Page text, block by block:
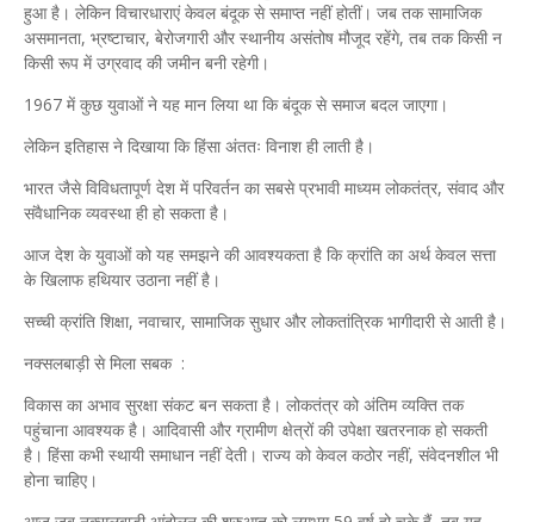
हुआ है। लेकिन विचारधाराएं केवल बंदूक से समाप्त नहीं होतीं। जब तक सामाजिक
असमानता, भ्रष्टाचार, बेरोजगारी और स्थानीय असंतोष मौजूद रहेंगे, तब तक किसी न
किसी रूप में उग्रवाद की जमीन बनी रहेगी।
1967 में कुछ युवाओं ने यह मान लिया था कि बंदूक से समाज बदल जाएगा।
लेकिन इतिहास ने दिखाया कि हिंसा अंततः विनाश ही लाती है।
भारत जैसे विविधतापूर्ण देश में परिवर्तन का सबसे प्रभावी माध्यम लोकतंत्र, संवाद और
संवैधानिक व्यवस्था ही हो सकता है।
आज देश के युवाओं को यह समझने की आवश्यकता है कि क्रांति का अर्थ केवल सत्ता
के खिलाफ हथियार उठाना नहीं है।
सच्ची क्रांति शिक्षा, नवाचार, सामाजिक सुधार और लोकतांत्रिक भागीदारी से आती है।
नक्सलबाड़ी से मिला सबक :
विकास का अभाव सुरक्षा संकट बन सकता है। लोकतंत्र को अंतिम व्यक्ति तक
पहुंचाना आवश्यक है। आदिवासी और ग्रामीण क्षेत्रों की उपेक्षा खतरनाक हो सकती
है। हिंसा कभी स्थायी समाधान नहीं देती। राज्य को केवल कठोर नहीं, संवेदनशील भी
होना चाहिए।